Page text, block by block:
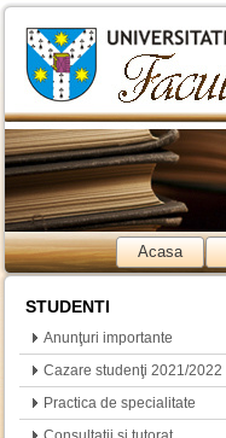
Acasa
STUDENTI
Anunţuri importante
Cazare studenţi 2021/2022
Practica de specialitate